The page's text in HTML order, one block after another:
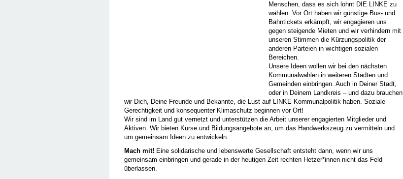
Menschen, dass es sich lohnt DIE LINKE zu
wählen. Vor Ort haben wir günstige Bus- und
Bahntickets erkämpft, wir engagieren uns
gegen steigende Mieten und wir verhindern mit
unseren Stimmen die Kürzungspolitik der
anderen Parteien in wichtigen sozialen
Bereichen.
Unsere Ideen wollen wir bei den nächsten
Kommunalwahlen in weiteren Städten und
Gemeinden einbringen. Auch in Deiner Stadt,
oder in Deinem Landkreis – und dazu brauchen
wir Dich, Deine Freunde und Bekannte, die Lust auf LINKE Kommunalpolitik haben. Soziale
Gerechtigkeit und konsequenter Klimaschutz beginnen vor Ort!
Wir sind im Land gut vernetzt und unterstützen die Arbeit unserer engagierten Mitglieder und
Aktiven. Wir bieten Kurse und Bildungsangebote an, um das Handwerkszeug zu vermitteln und
um gemeinsam Ideen zu entwickeln.
Mach mit! Eine solidarische und lebenswerte Gesellschaft entsteht dann, wenn wir uns
gemeinsam einbringen und gerade in der heutigen Zeit rechten Hetzer*innen nicht das Feld
überlassen.